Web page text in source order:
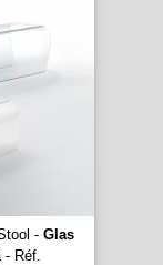
- Glas
- Réf.